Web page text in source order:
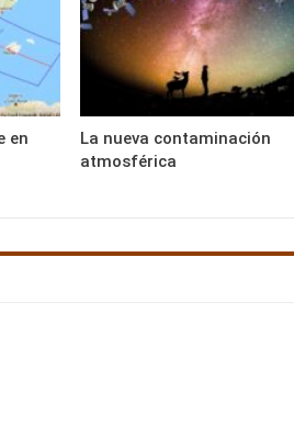
en
La nueva contaminación
atmosférica